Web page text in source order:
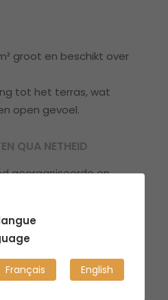
groot en beschikt over
tot het terras, wat
open gevoel.
QUA NETHEID
georganiseerde en
Français English